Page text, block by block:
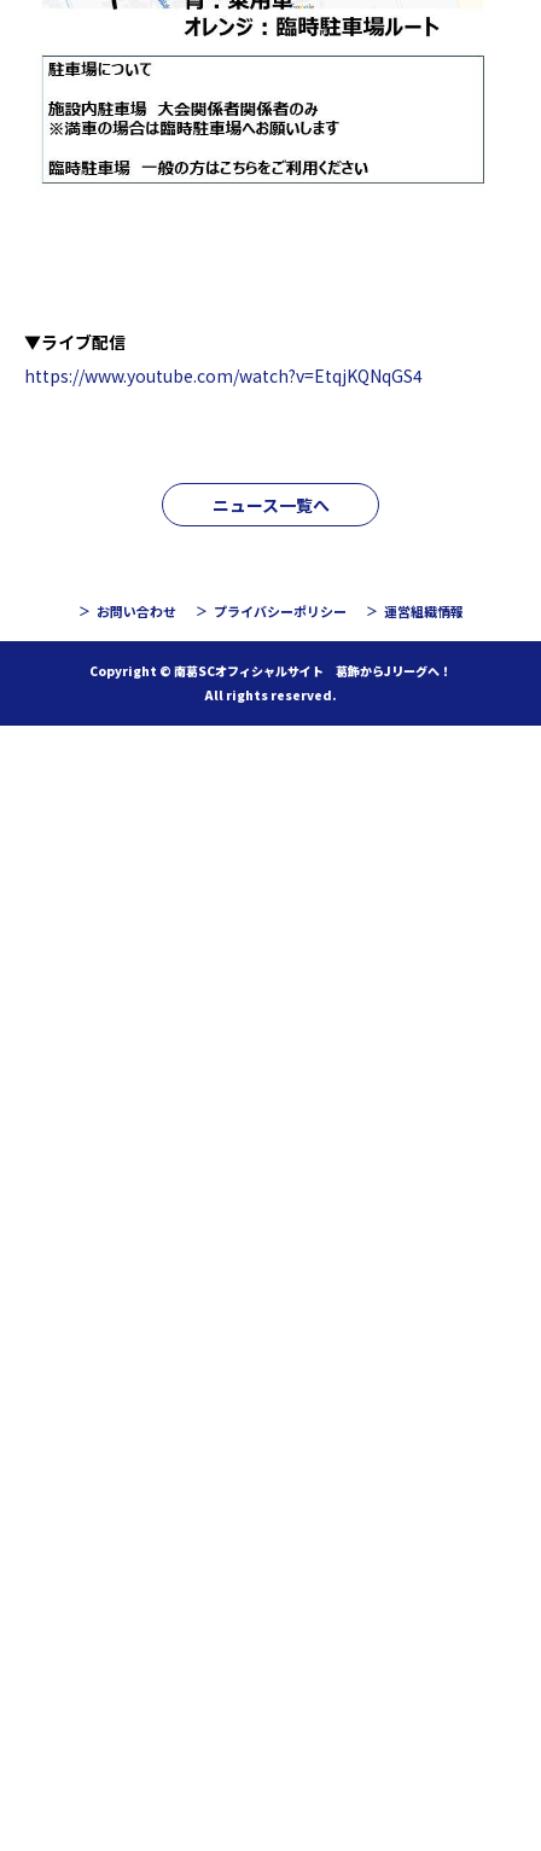
▼ライブ配信
https://www.youtube.com/watch?v=EtqjKQNqGS4
ニュース一覧へ
お問い合わせ プライバシーポリシー 運営組織情報
Copyright © 南葛SCオフィシャルサイト 葛飾からJリーグへ！
All rights reserved.